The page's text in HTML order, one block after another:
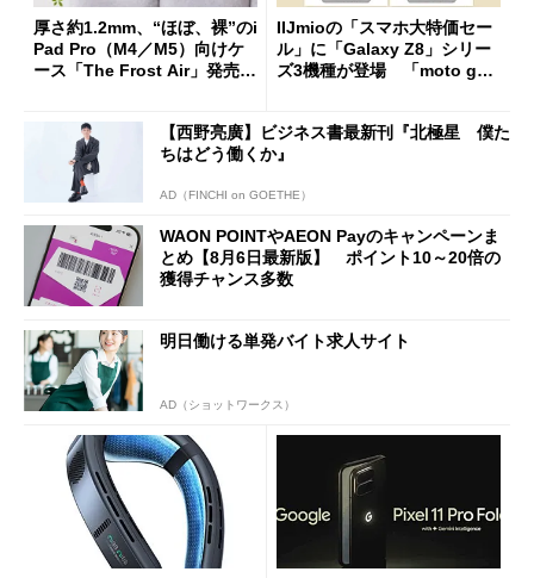
厚さ約1.2mm、“ほぼ、裸”のi
Pad Pro（M4／M5）向けケ
ース「The Frost Air」発売
IIJmioの「スマホ大特価セー
ル」に「Galaxy Z8」シリー
ズ3機種が登場 「moto g37
【西野亮廣】ビジネス書最新刊『北極星 僕た
ちはどう働くか』
AD（FINCHI on GOETHE）
WAON POINTやAEON Payのキャンペーンま
とめ【8月6日最新版】 ポイント10～20倍の
獲得チャンス多数
明日働ける単発バイト求人サイト
AD（ショットワークス）